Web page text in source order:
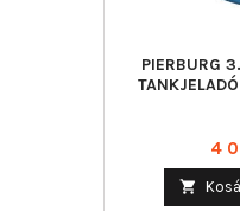
PIERBURG
Ár
4
